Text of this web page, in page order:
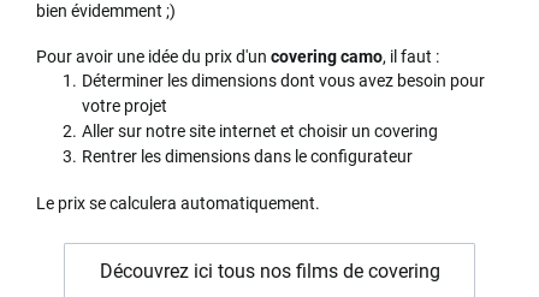
bien évidemment ;)
Pour avoir une idée du prix d'uncovering camo, il faut :
Déterminer les dimensions dont vous avez besoin pour
votre projet
Aller sur notre site internet et choisir un covering
Rentrer les dimensions dans le configurateur
Le prix se calculera automatiquement.
Découvrez ici tous nos films de covering